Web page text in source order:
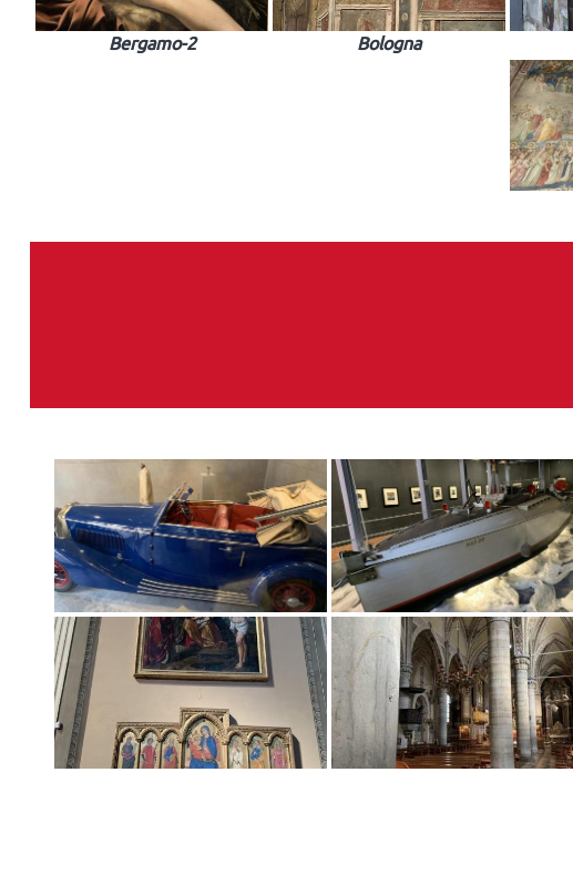
Bergamo-2 Bologna